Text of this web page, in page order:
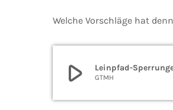
Welche Vorschläge hat
play_arrow Leinpfad-
GTMH